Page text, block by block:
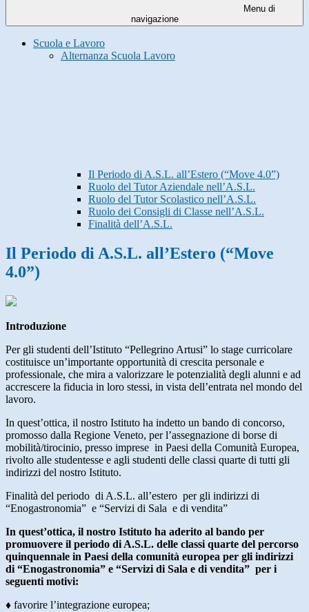
Menu di
navigazione
Scuola e Lavoro
Alternanza Scuola Lavoro
Il Periodo di A.S.L. all’Estero (“Move 4.0”)
Ruolo del Tutor Aziendale nell’A.S.L.
Ruolo del Tutor Scolastico nell’A.S.L.
Ruolo dei Consigli di Classe nell’A.S.L.
Finalità dell’A.S.L.
Il Periodo di A.S.L. all’Estero (“Move
4.0”)
Introduzione
Per gli studenti dell’Istituto “Pellegrino Artusi” lo stage curricolare
costituisce un’importante opportunità di crescita personale e
professionale, che mira a valorizzare le potenzialità degli alunni e ad
accrescere la fiducia in loro stessi, in vista dell’entrata nel mondo del
lavoro.
In quest’ottica, il nostro Istituto ha indetto un bando di concorso,
promosso dalla Regione Veneto, per l’assegnazione di borse di
mobilità/tirocinio, presso imprese in Paesi della Comunità Europea,
rivolto alle studentesse e agli studenti delle classi quarte di tutti gli
indirizzi del nostro Istituto.
Finalità del periodo di A.S.L. all’estero per gli indirizzi di
“Enogastronomia” e “Servizi di Sala e di vendita”
In quest’ottica, il nostro Istituto ha aderito al bando per
promuovere il periodo di A.S.L. delle classi quarte del percorso
quinquennale in Paesi della comunità europea per gli indirizzi
di “Enogastronomia” e “Servizi di Sala e di vendita” per i
seguenti motivi:
♦ favorire l’integrazione europea;